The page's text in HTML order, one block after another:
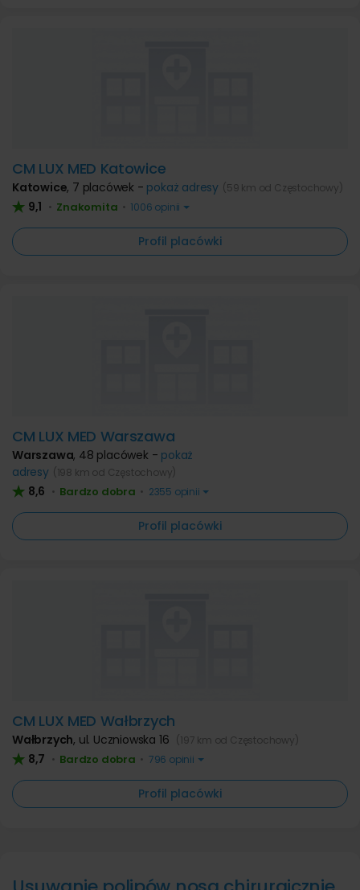
CM LUX MED Katowice
Katowice, 7 placówek - pokaż adresy (59 km od Częstochowy)
9,1 • Znakomita • 1006 opinii
Profil placówki
CM LUX MED Warszawa
Warszawa, 48 placówek - pokaż
adresy (198 km od Częstochowy)
8,6 • Bardzo dobra • 2355 opinii
Profil placówki
CM LUX MED Wałbrzych
Wałbrzych, ul. Uczniowska 16 (197 km od Częstochowy)
8,7 • Bardzo dobra • 796 opinii
Profil placówki